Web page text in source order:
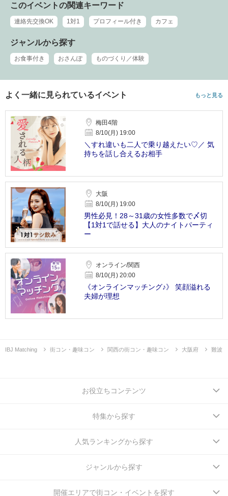
このイベントの関連キーワード
連絡先交換OK 1対1 プロフィール付き カフェ
ジャンルから探す
お食事付き おさんぽ ものづくり／体験
よく一緒に見られているイベント もっと見る
梅田4階
8/10(月) 19:00
＼すれ違いも二人で乗り越えたい♡／ 気
持ちを話し合えるお相手
大阪
8/10(月) 19:00
男性必見！28～31歳の女性多数で〆切
【1対1で話せる】大人のナイトパーティ
ー
オンライン/関西
8/10(月) 20:00
《オンラインマッチング♪》 笑顔溢れる
夫婦が理想
IBJ Matching 街コン・趣味コン 関西の街コン・趣味コン 大阪府 難波
お役立ちコンテンツ
特集から探す
人気ランキングから探す
ジャンルから探す
開催エリアで街コン・イベントを探す